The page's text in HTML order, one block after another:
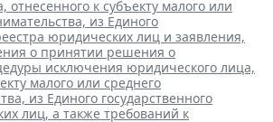
отнесенного к субъекту малого или
из Единого
юридических лиц и заявления,
о принятии решения о
исключения юридического лица,
малого или среднего
из Единого государственного
лиц, а также требований к